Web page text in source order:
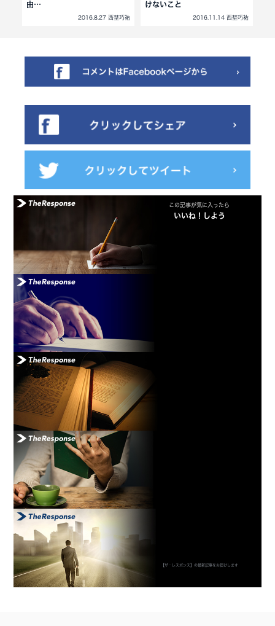
由…
2016.8.27 西埜巧祐
けないこと
2016.11.14 西埜巧祐
この記事が気に入ったら
いいね！しよう
【ザ・レスポンス】の最新記事をお届けします